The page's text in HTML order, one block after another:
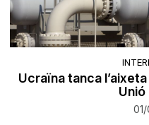
Ucraïna tanca
Unió